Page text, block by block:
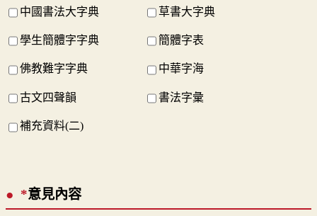
中國書法大字典 草書大字典
學生簡體字字典 簡體字表
佛教難字字典 中華字海
古文四聲韻 書法字彙
補充資料(二)
*意見內容